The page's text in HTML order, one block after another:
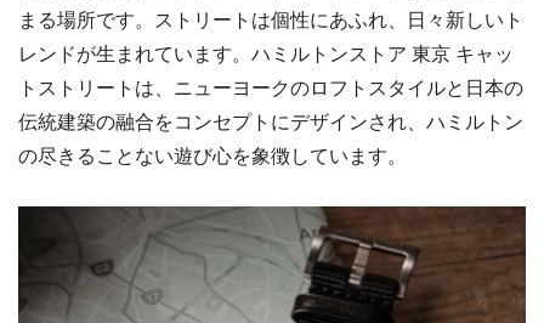
まる場所です。ストリートは個性にあふれ、日々新しいト
レンドが生まれています。ハミルトンストア 東京 キャッ
トストリートは、ニューヨークのロフトスタイルと日本の
伝統建築の融合をコンセプトにデザインされ、ハミルトン
の尽きることない遊び心を象徴しています。